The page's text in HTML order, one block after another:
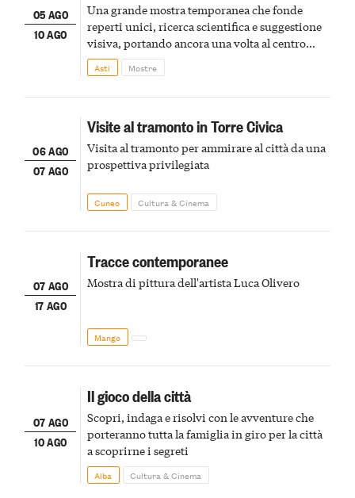
05 AGO
10 AGO
Una grande mostra temporanea che fonde
reperti unici, ricerca scientifica e suggestione
visiva, portando ancora una volta al centro
della scena le meraviglie del passato astigiano
Asti Mostre
06 AGO
07 AGO
Visite al tramonto in Torre Civica
Visita al tramonto per ammirare al città da una
prospettiva privilegiata
Cuneo Cultura & Cinema
07 AGO
17 AGO
Tracce contemporanee
Mostra di pittura dell'artista Luca Olivero
Mango
07 AGO
10 AGO
Il gioco della città
Scopri, indaga e risolvi con le avventure che
porteranno tutta la famiglia in giro per la città
a scoprirne i segreti
Alba Cultura & Cinema